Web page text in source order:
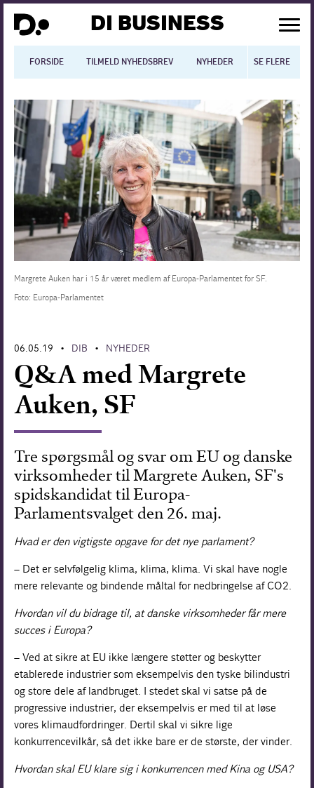
DI BUSINESS
FORSIDE TILMELD NYHEDSBREV NYHEDER BLOGS
SE FLERE
Dansk økonomi
Digitalisering
International økonomi
Arbejdsmiljø
Arbejdsmarkedet
Uddannelse
Margrete Auken har i 15 år været medlem af Europa-Parlamentet for SF.
Foto: Europa-Parlamentet
06.05.19 • DIB • NYHEDER
Q&A med Margrete
Auken, SF
Tre spørgsmål og svar om EU og danske
virksomheder til Margrete Auken, SF's
spidskandidat til Europa-
Parlamentsvalget den 26. maj.
Hvad er den vigtigste opgave for det nye parlament?
– Det er selvfølgelig klima, klima, klima. Vi skal have nogle
mere relevante og bindende måltal for nedbringelse af CO2.
Hvordan vil du bidrage til, at danske virksomheder får mere
succes i Europa?
– Ved at sikre at EU ikke længere støtter og beskytter
etablerede industrier som eksempelvis den tyske bilindustri
og store dele af landbruget. I stedet skal vi satse på de
progressive industrier, der eksempelvis er med til at løse
vores klimaudfordringer. Dertil skal vi sikre lige
konkurrencevilkår, så det ikke bare er de største, der vinder.
Hvordan skal EU klare sig i konkurrencen med Kina og USA?